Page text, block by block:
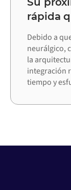
rápida
Debido a
neurálgico,
la
integración
tiempo y